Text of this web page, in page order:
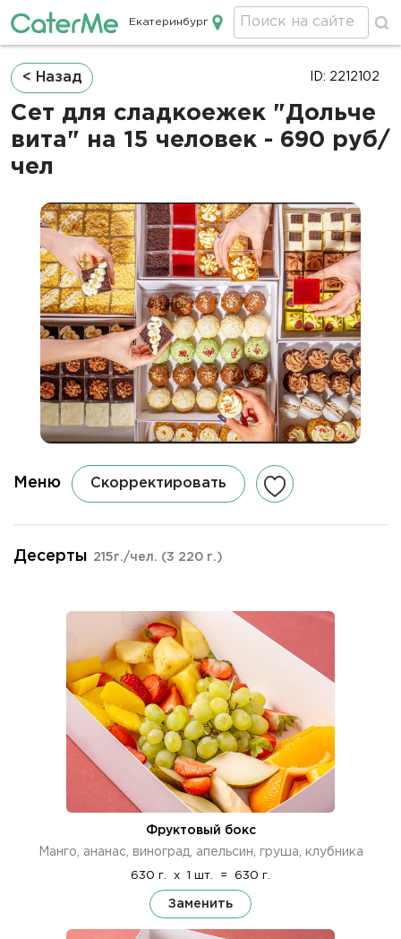
Кейтеринг в Екатеринбурге
Екатеринбург
Строка
навигации
< Назад
Сет для сладкоежек "Дольче
вита" на 15 человек - 690 руб/
чел
ID: 2212102
Меню Скорректировать
Десерты 215г./чел. (3 220 г.)
Фруктовый бокс
Манго, ананас, виноград, апельсин, груша, клубника
630 г. x 1 шт. = 630 г.
Заменить